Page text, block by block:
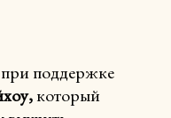
поддержке
который